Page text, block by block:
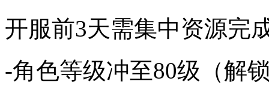
开服前3天需集中资源完
-角色等级冲至80级（解